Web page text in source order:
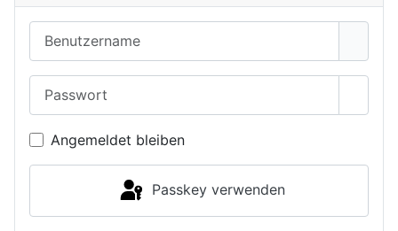
Angemeldet bleiben
Passkey verwenden